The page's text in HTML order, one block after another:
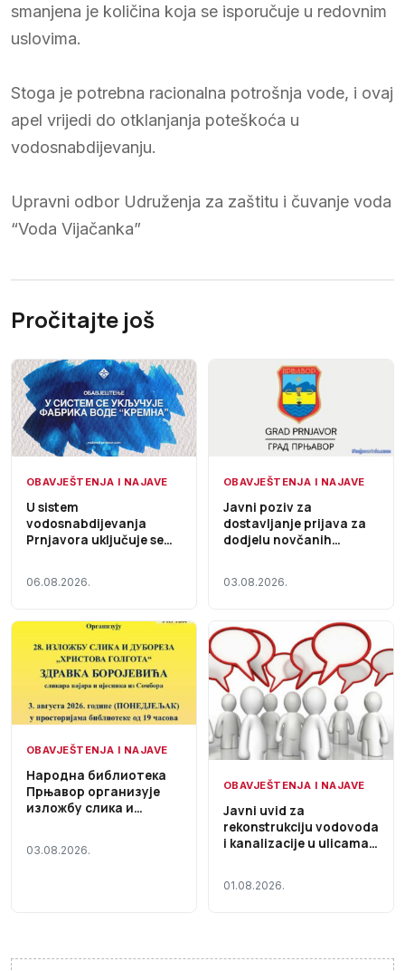
smanjena je količina koja se isporučuje u redovnim
uslovima.
Stoga je potrebna racionalna potrošnja vode, i ovaj
apel vrijedi do otklanjanja poteškoća u
vodosnabdijevanju.
Upravni odbor Udruženja za zaštitu i čuvanje voda
“Voda Vijačanka”
Pročitajte još
OBAVJEŠTENJA I NAJAVE
U sistem
vodosnabdijevanja
Prnjavora uključuje se
06.08.2026.
OBAVJEŠTENJA I NAJAVE
Javni poziv za
dostavljanje prijava za
dodjelu novčanih
investicionih ulaganja
zgradama na teritoriji
Grada Prnjavor
03.08.2026.
OBAVJEŠTENJA I NAJAVE
Народна библиотека
Прњавор организује
изложбу слика и
03.08.2026.
OBAVJEŠTENJA I NAJAVE
Javni uvid za
rekonstrukciju vodovoda
i kanalizacije u ulicama
01.08.2026.